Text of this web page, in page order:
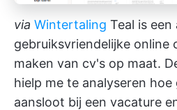
via Wintertaling Teal is een
gebruiksvriendelijke
maken van cv's op maat.
hielp me te analyseren
aansloot bij een vacature